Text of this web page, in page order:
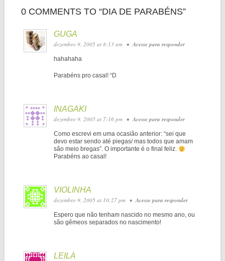
0 COMMENTS TO “DIA DE PARABÉNS”
GUGA
dezembro 9, 2005 at 8:13 am • Acesse para responder
hahahaha
Parabéns pro casal! “D
INAGAKI
dezembro 9, 2005 at 7:16 pm • Acesse para responder
Como escrevi em uma ocasião anterior: “sei que
devo estar sendo até piegas/ mas todos que amam
são meio bregas”. O importante é o final feliz.
Parabéns ao casal!
VIOLINHA
dezembro 9, 2005 at 10:27 pm • Acesse para responder
Espero que não tenham nascido no mesmo ano, ou
são gêmeos separados no nascimento!
LEILA